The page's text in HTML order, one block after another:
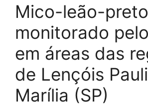
Mico-leão-
monitorado
em áreas das
de Lençóis
Marília (SP)